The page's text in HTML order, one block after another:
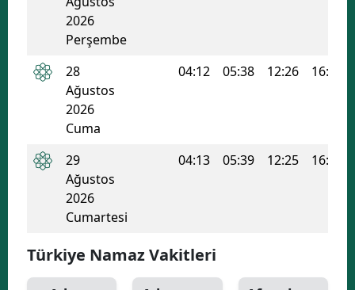
Karaman
2026
Perşembe
28
Ağustos
2026
Cuma
04:12 05:38 12:26 16:06
29
Ağustos
2026
Cumartesi
04:13 05:39 12:25 16:05
Türkiye Namaz Vakitleri